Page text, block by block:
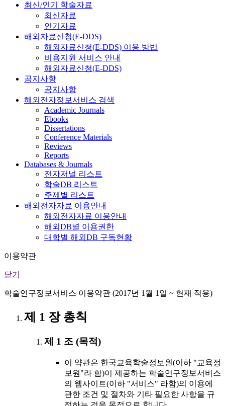
최신/인기 학술자료
최신자료
인기자료
해외자료신청(E-DDS)
해외자료신청(E-DDS) 이용 방법
비용지원 서비스 안내
해외자료신청(E-DDS)
공지사항
공지사항
해외전자정보서비스 검색
Academic Journals
Ebooks
Dissertations
Conference Materials
Reviews
Reports
Databases & Journals
전자저널 리스트
학술DB 리스트
주제별 리스트
해외전자자료 이용안내
해외전자자료 이용안내
해외DB별 이용권한
대학별 해외DB 구독현황
이용약관
닫기
학술연구정보서비스 이용약관 (2017년 1월 1일 ~ 현재 적용)
제 1 장 총칙
제 1 조 (목적)
이 약관은 한국교육학술정보원(이하 "교육정
보원"라 함)이 제공하는 학술연구정보서비스
의 웹사이트(이하 "서비스" 라함)의 이용에
관한 조건 및 절차와 기타 필요한 사항을 규